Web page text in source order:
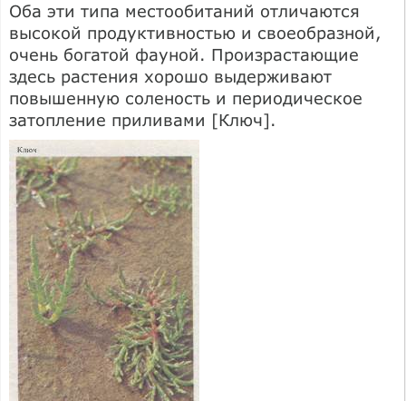
Оба эти типа местообитаний отличаются
высокой продуктивностью и своеобразной,
очень богатой фауной. Произрастающие
здесь растения хорошо выдерживают
повышенную соленость и периодическое
затопление приливами [Ключ].